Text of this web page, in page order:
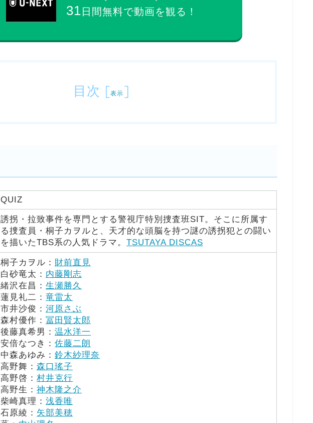
31 日間無料で動画を観る！
目次 [表示 ]
QUIZ
誘拐・拉致事件を専門とする警視庁特別捜査班SIT。そこに所属す
る捜査員・桐子カヲルと、天才的な頭脳を持つ謎の誘拐犯との闘い
を描いたTBS系の人気ドラマ。 TSUTAYA DISCAS
桐子カヲル： 財前直見
白砂竜太： 内藤剛志
緒沢在昌： 生瀬勝久
蓮見礼二： 竜雷太
市井沙俊： 河原さぶ
森村優作： 冨田賢太郎
後藤真希男： 温水洋一
安倍なつき： 佐藤二朗
中森あゆみ： 鈴木紗理奈
高野舞： 森口瑤子
高野啓： 村井克行
高野生： 神木隆之介
柴崎真理： 浅香唯
石原綾： 矢部美穂